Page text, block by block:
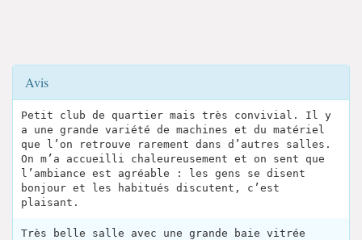
Avis
Petit club de quartier mais très convivial. Il y
a une grande variété de machines et du matériel
que l’on retrouve rarement dans d’autres salles.
On m’a accueilli chaleureusement et on sent que
l’ambiance est agréable : les gens se disent
bonjour et les habitués discutent, c’est
plaisant.
Très belle salle avec une grande baie vitrée